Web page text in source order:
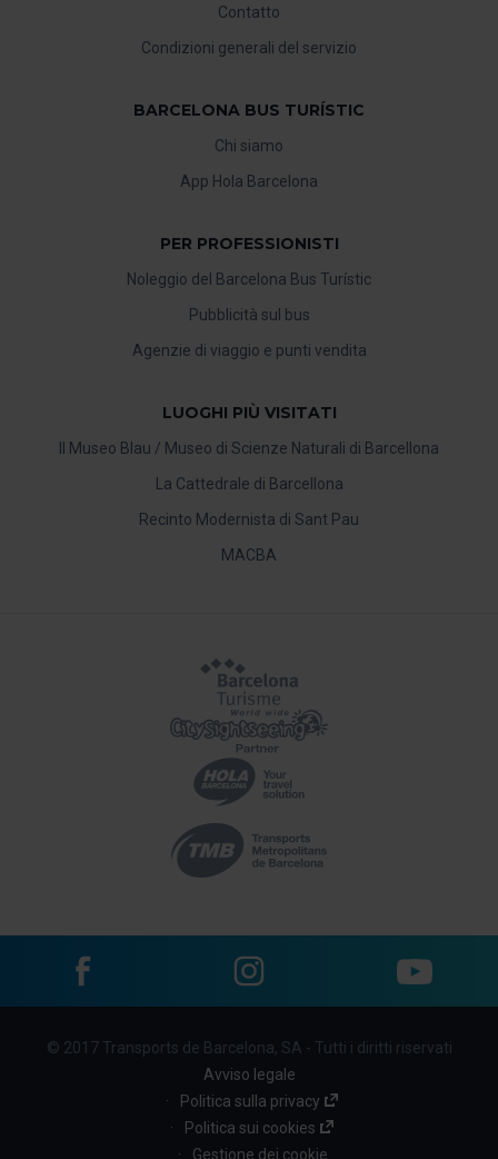
Contatto
Condizioni generali del servizio
BARCELONA BUS TURÍSTIC
Chi siamo
App Hola Barcelona
PER PROFESSIONISTI
Noleggio del Barcelona Bus Turístic
Pubblicità sul bus
Agenzie di viaggio e punti vendita
LUOGHI PIÙ VISITATI
Il Museo Blau / Museo di Scienze Naturali di Barcellona
La Cattedrale di Barcellona
Recinto Modernista di Sant Pau
MACBA
Menu© 2017 Transports de Barcelona, SA - Tutti i diritti riservati
Avviso legale
Politica sulla privacy
Politica sui cookies
Gestione dei cookie